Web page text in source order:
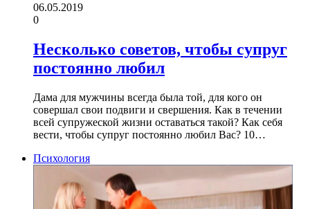
06.05.2019
0
Несколько советов, чтобы супруг
постоянно любил
Дама для мужчины всегда была той, для кого он
совершал свои подвиги и свершения. Как в течении
всей супружеской жизни оставаться такой? Как себя
вести, чтобы супруг постоянно любил Вас? 10…
Психология